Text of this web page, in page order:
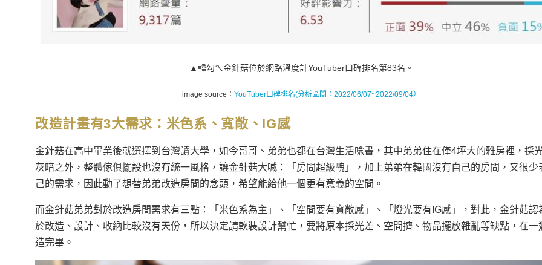
▲韓勾ㄟ金針菇位於網路溫度計YouTuber口碑排名第83名。
image source： YouTuber口碑排名(分析區間：2022/06/07~2022/09/04）
改造計畫有3大需求： 米色系、 寬敞、IG感
金針菇在高中畢業後就選擇到台灣讀大學，如今哥哥、弟弟也都在台灣生活唸書，其中弟弟住在僅4坪大的雅房裡，採
灰暗之外，整體傢俱擺設也沒有統一風格，讓金針菇大喊：「房間超級醜」，加上弟弟在韓國沒有自己的房間，又很少
己的需求，因此動了想替弟弟改造房間的念頭，希望能給他一個更有意義的空間。
而金針菇弟弟對於改造房間需求有三點：「米色系為主」、「空間要有寬敞感」、「燈光要有IG感」，對此， 金針菇認
於改造、設計、收納比較沒有天份，所以決定請軟裝設計幫忙，要將原本採光差、空間擠、物品擺放雜亂等缺點，在一
造完畢。